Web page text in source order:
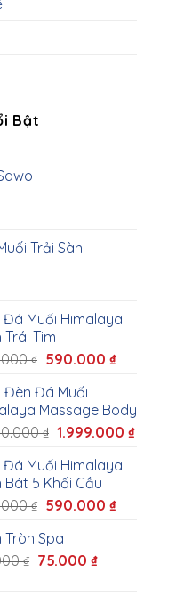
Bật
Trải Sàn
Muối Himalaya
Trái Tim
₫ 590.000 ₫
Đèn Đá Muối
Massage Body
₫ 1.999.000 ₫
Muối Himalaya
Bát 5 Khối Cầu
₫ 590.000 ₫
Tròn Spa
₫ 75.000 ₫